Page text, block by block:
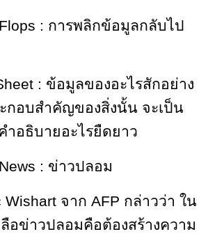
: การพลิกข้อมูลกลับไป
: ข้อมูลของอะไรสักอย่าง
กอบสำคัญของสิ่งนั้น จะเป็น
ำอธิบายอะไรยืดยาว
: ข่าวปลอม
Wishart จาก AFP กล่าวว่า ใน
อข่าวปลอมคือต้องสร้างความ